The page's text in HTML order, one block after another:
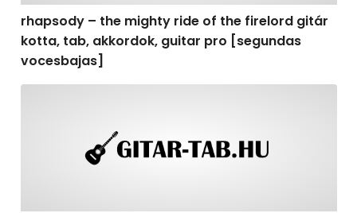
rhapsody – the mighty ride of the firelord gitár
kotta, tab, akkordok, guitar pro [segundas
vocesbajas]